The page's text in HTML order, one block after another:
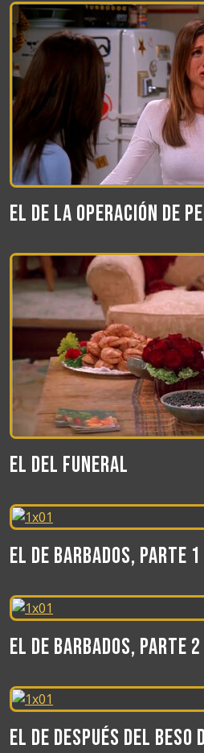
El de la operación de
El del funeral
El de Barbados, Parte 1
El de Barbados, Parte 2
El de después del beso